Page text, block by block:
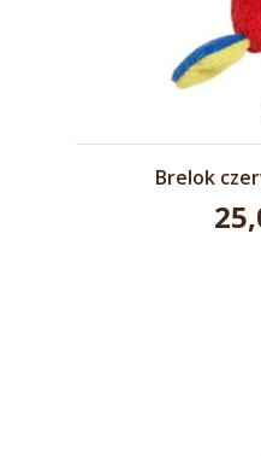
Brelok